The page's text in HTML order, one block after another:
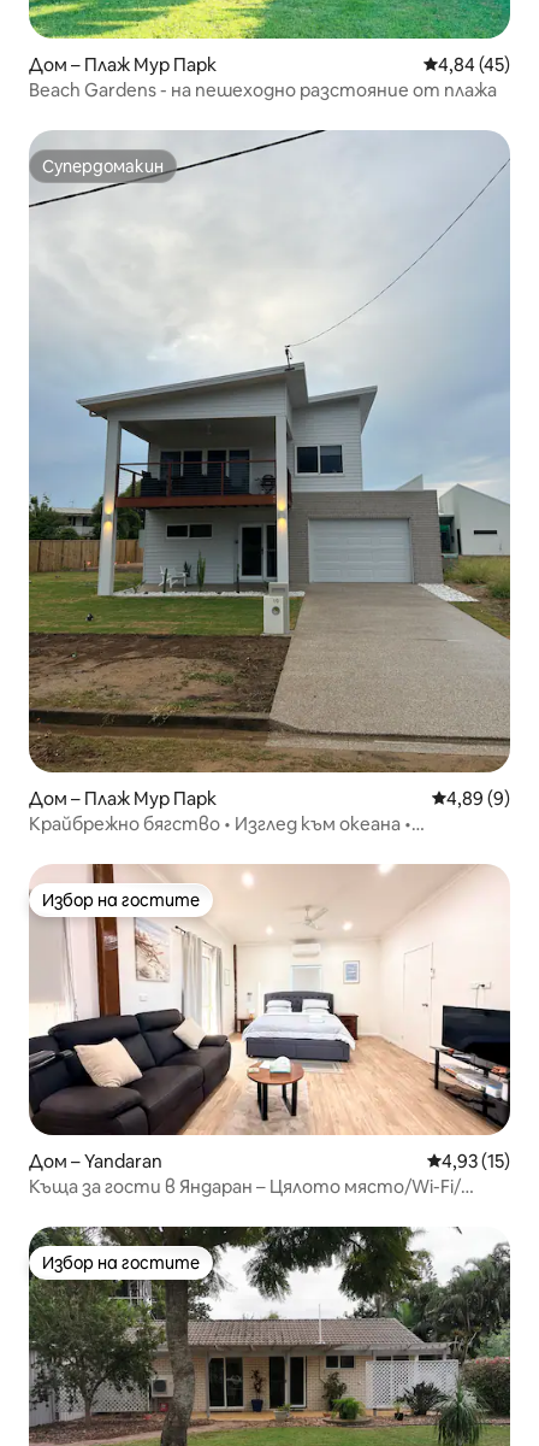
Дом – Плаж Мур Парк Средна
4,84 (45)
Beach Gardens - на пешеходно разстояние от плажа
Супердомакин
Супердомакин
Дом – Плаж Мур Парк Средна
4,89 (9)
Крайбрежно бягство • Изглед към океана •
Избор на гостите
Избор на гостите
Дом – Yandaran Средна
4,93 (15)
Къща за гости в Яндаран – Цялото място/Wi-Fi/
Избор на гостите
Избор на гостите